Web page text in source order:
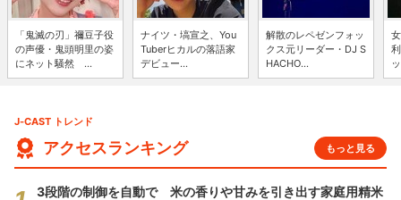
「鬼滅の刃」禰豆子役
の声優・鬼頭明里の姿
にネット騒然 ...
ナイツ・塙宣之、You
Tuberヒカルの落語家
デビュー...
解散のレペゼンフォッ
クス元リーダー・DJ S
HACHO...
J-CAST トレンド
アクセスランキング もっと見る
3段階の制御を自動で 米の香りや甘みを引き出す家庭用精米